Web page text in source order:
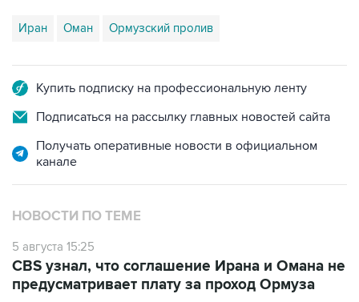
Иран Оман Ормузский пролив
Купить подписку на профессиональную ленту
Подписаться на рассылку главных новостей сайта
Получать оперативные новости в официальном
канале
НОВОСТИ ПО ТЕМЕ
5 августа 15:25
CBS узнал, что соглашение Ирана и Омана не
предусматривает плату за проход Ормуза